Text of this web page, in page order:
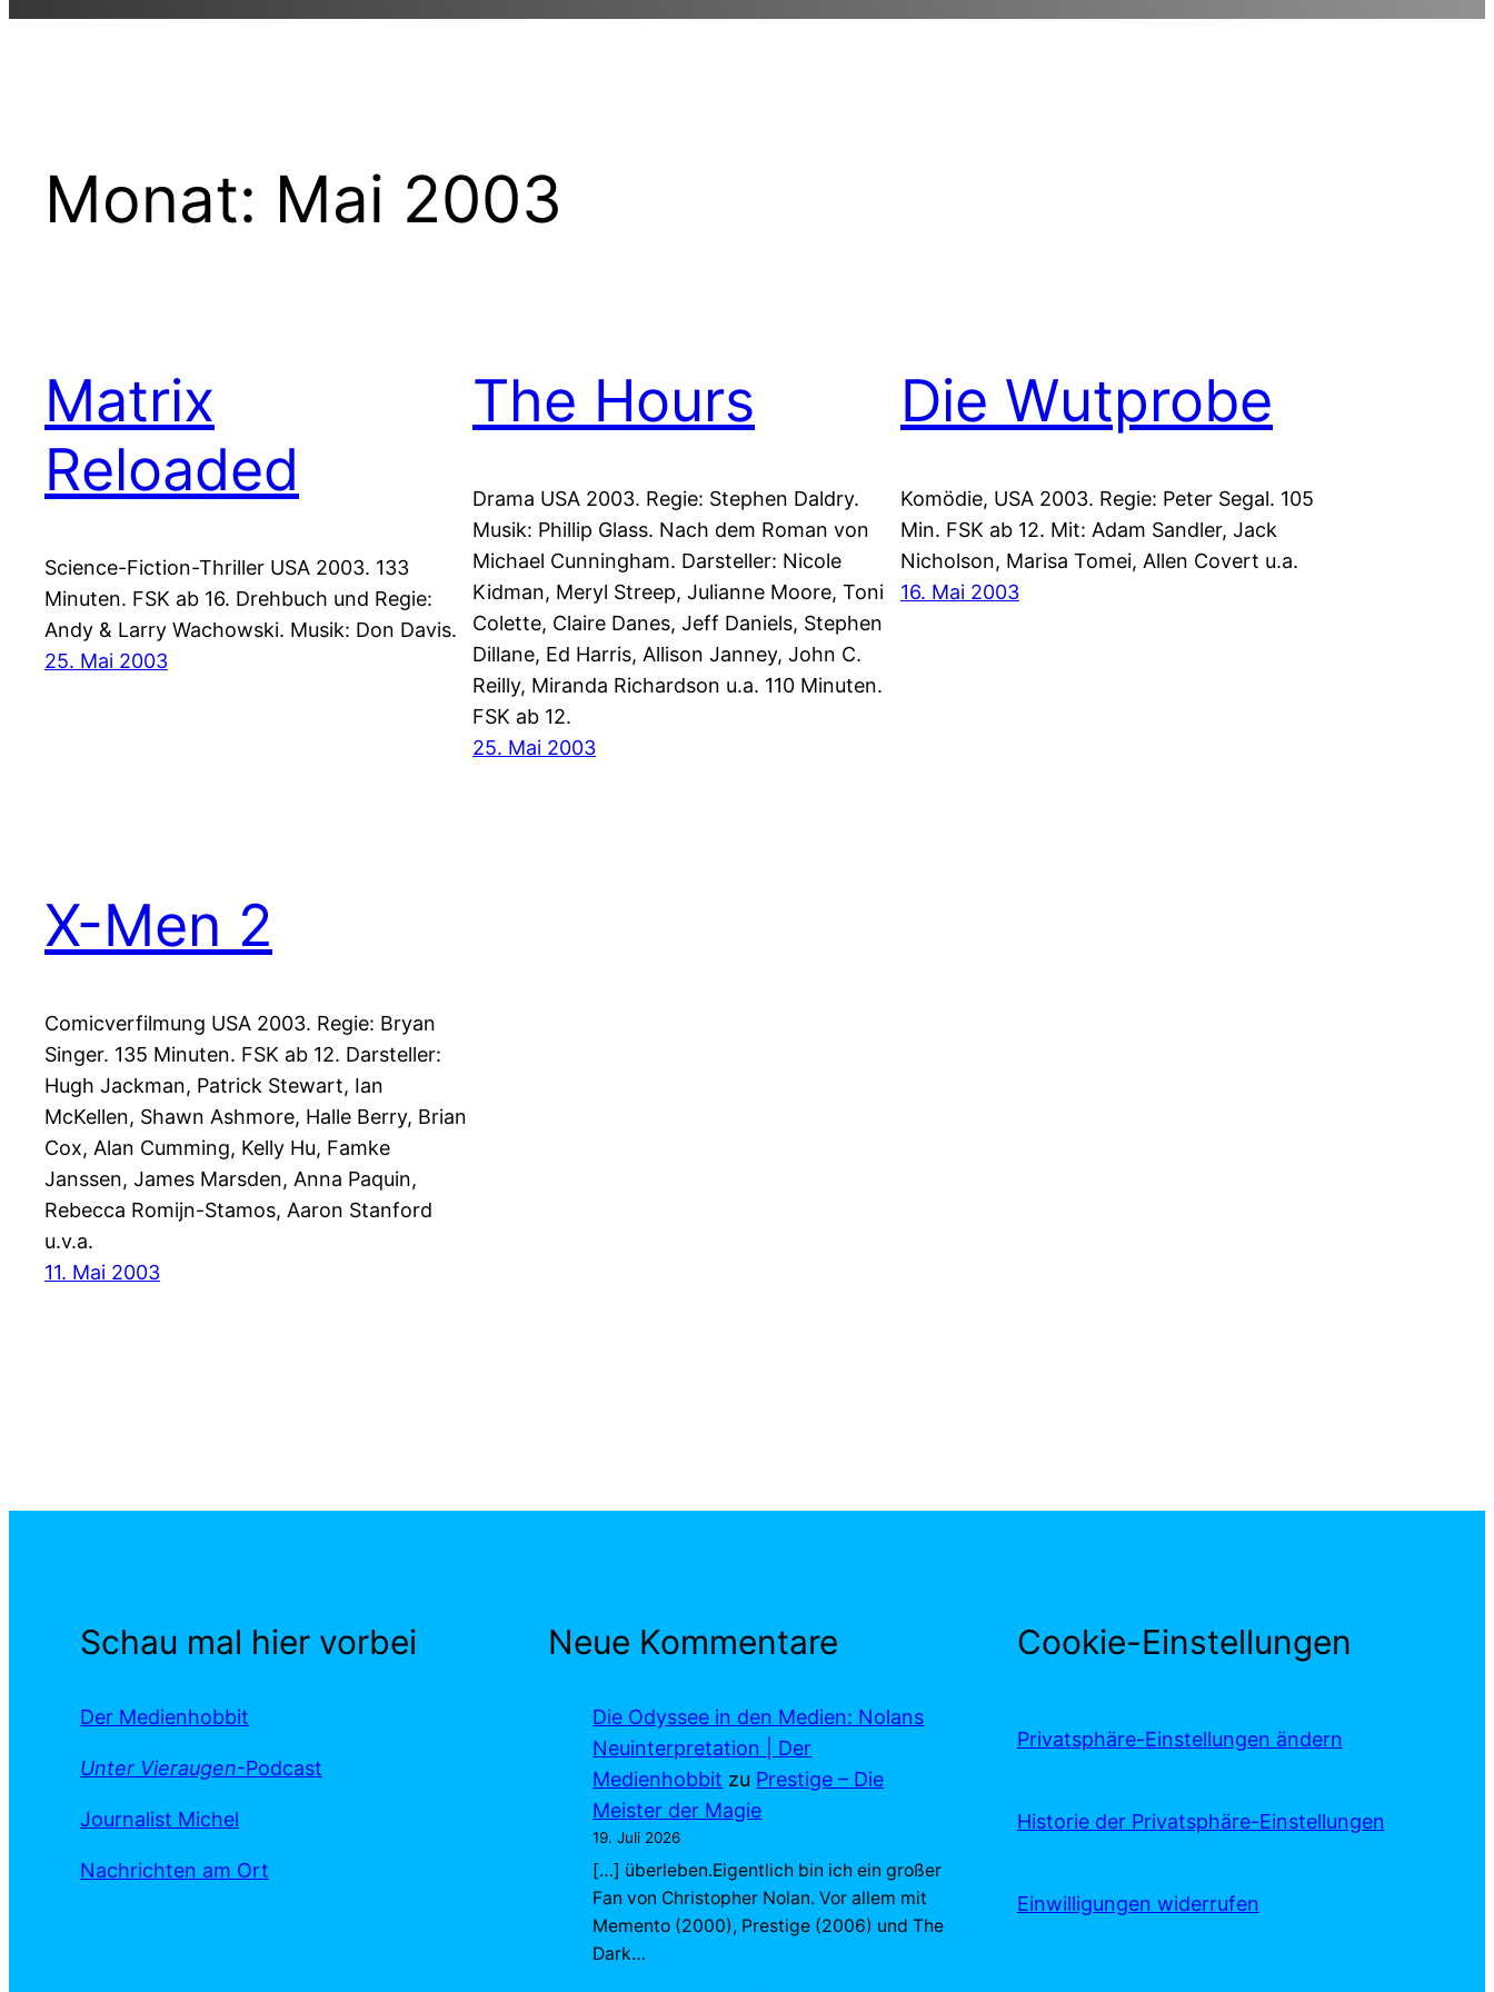
Monat: Mai 2003
Matrix
Reloaded
Science-Fiction-Thriller USA 2003. 133
Minuten. FSK ab 16. Drehbuch und Regie:
Andy & Larry Wachowski. Musik: Don Davis.
25. Mai 2003
The Hours
Drama USA 2003. Regie: Stephen Daldry.
Musik: Phillip Glass. Nach dem Roman von
Michael Cunningham. Darsteller: Nicole
Kidman, Meryl Streep, Julianne Moore, Toni
Colette, Claire Danes, Jeff Daniels, Stephen
Dillane, Ed Harris, Allison Janney, John C.
Reilly, Miranda Richardson u.a. 110 Minuten.
FSK ab 12.
25. Mai 2003
Die Wutprobe
Komödie, USA 2003. Regie: Peter Segal. 105
Min. FSK ab 12. Mit: Adam Sandler, Jack
Nicholson, Marisa Tomei, Allen Covert u.a.
16. Mai 2003
X-Men 2
Comicverfilmung USA 2003. Regie: Bryan
Singer. 135 Minuten. FSK ab 12. Darsteller:
Hugh Jackman, Patrick Stewart, Ian
McKellen, Shawn Ashmore, Halle Berry, Brian
Cox, Alan Cumming, Kelly Hu, Famke
Janssen, James Marsden, Anna Paquin,
Rebecca Romijn-Stamos, Aaron Stanford
u.v.a.
11. Mai 2003
Schau mal hier vorbei
Der Medienhobbit
Unter Vieraugen-Podcast
Journalist Michel
Nachrichten am Ort
Neue Kommentare
Die Odyssee in den Medien: Nolans
Neuinterpretation | Der
Medienhobbit zu Prestige – Die
Meister der Magie
19. Juli 2026
[…] überleben.Eigentlich bin ich ein großer
Fan von Christopher Nolan. Vor allem mit
Memento (2000), Prestige (2006) und The
Dark…
Cookie-Einstellungen
Privatsphäre-Einstellungen ändern
Historie der Privatsphäre-Einstellungen
Einwilligungen widerrufen